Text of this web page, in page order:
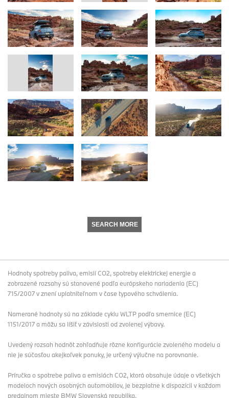
SEARCH MORE
Hodnoty spotreby paliva, emisií CO2, spotreby elektrickej energie a
zobrazené rozsahy sú stanovené podľa európskeho nariadenia (EC)
715/2007 v znení uplatniteľnom v čase typového schválenia.
Namerané hodnoty sú na základe cyklu WLTP podľa smernice (EC)
1151/2017 a môžu sa líšiť v závislosti od zvolenej výbavy.
Uvedený rozsah hodnôt zohľadňuje rôzne konfigurácie zvoleného modelu a
nie je súčasťou akejkoľvek ponuky, je určený výlučne na porovnanie.
Príručka o spotrebe paliva a emisiách CO2, ktorá obsahuje údaje o všetkých
modeloch nových osobných automobilov, je bezplatne k dispozícii v každom
predajnom mieste BMW Slovenská republika.